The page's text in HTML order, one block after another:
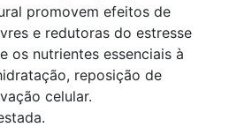
promovem efeitos de
e redutoras do estresse
os nutrientes essenciais à
reposição de
celular.